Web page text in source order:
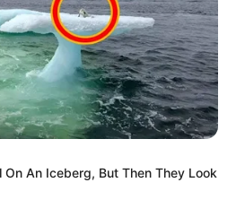
On An Iceberg, But Then They Look